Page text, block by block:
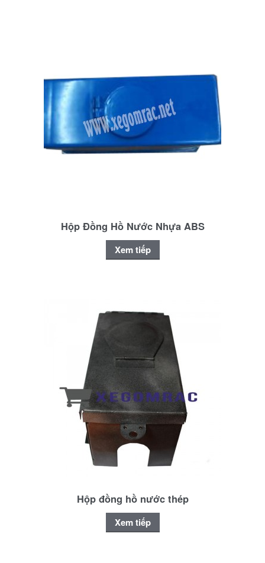
Hộp Đồng Hồ Nước Nhựa ABS
Xem tiếp
Hộp đồng hồ nước thép
Xem tiếp